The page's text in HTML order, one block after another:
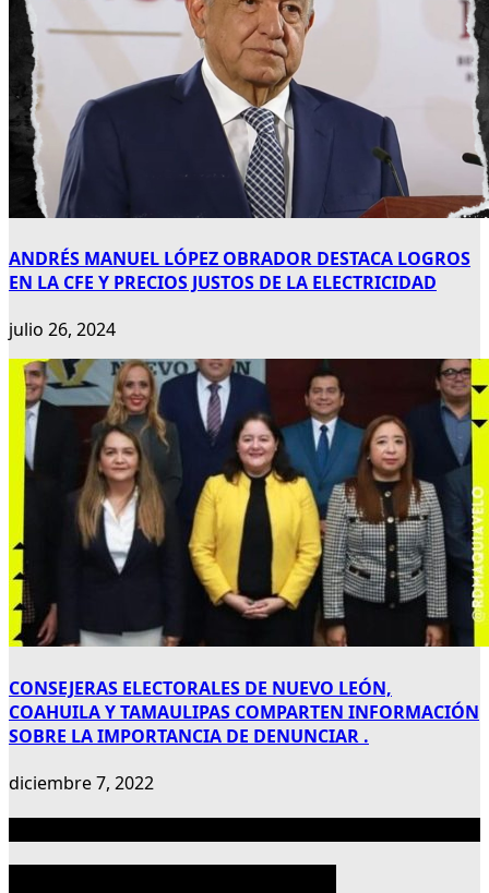
ANDRÉS MANUEL LÓPEZ OBRADOR DESTACA LOGROS
EN LA CFE Y PRECIOS JUSTOS DE LA ELECTRICIDAD
julio 26, 2024
CONSEJERAS ELECTORALES DE NUEVO LEÓN,
COAHUILA Y TAMAULIPAS COMPARTEN INFORMACIÓN
SOBRE LA IMPORTANCIA DE DENUNCIAR .
diciembre 7, 2022